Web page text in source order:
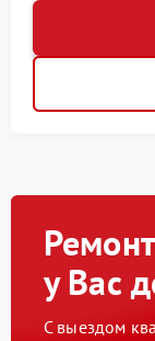
у Вас
С выездом